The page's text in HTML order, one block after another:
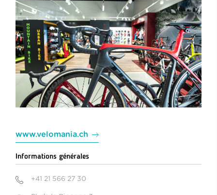
www.velomania.ch
Informations générales
+41 21 566 27 30